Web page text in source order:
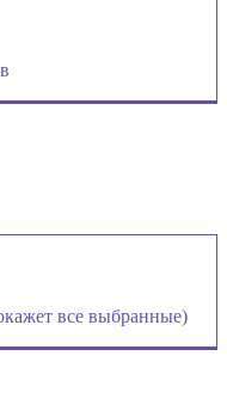
все выбранные)